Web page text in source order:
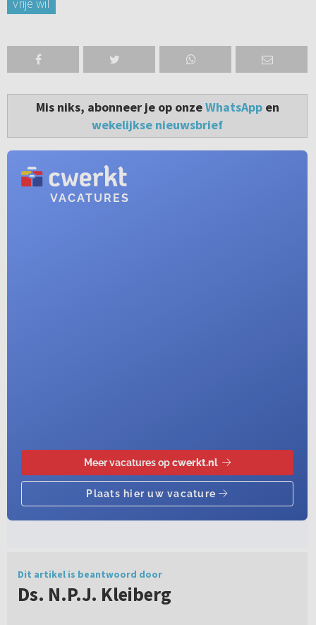
vrije wil
Mis niks, abonneer je op onzeWhatsAppen
wekelijkse nieuwsbrief
Dit artikel is beantwoord door
Ds. N.P.J. Kleiberg